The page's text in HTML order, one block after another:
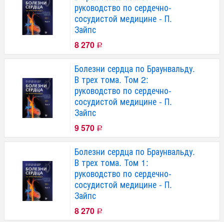
руководство по сердечно-
сосудистой медицине - П.
Зайпс
8 270 Р
Болезни сердца по Браунвальду.
В трех тома. Том 2:
руководство по сердечно-
сосудистой медицине - П.
Зайпс
9 570 Р
Болезни сердца по Браунвальду.
В трех тома. Том 1:
руководство по сердечно-
сосудистой медицине - П.
Зайпс
8 270 Р